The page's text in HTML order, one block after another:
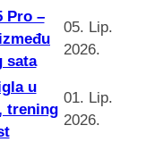
Pro –
sata
05. Lip.
2026.
u
trening
01. Lip.
2026.